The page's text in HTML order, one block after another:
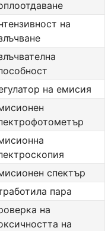
на
на емисия
спектър
пара
на
на